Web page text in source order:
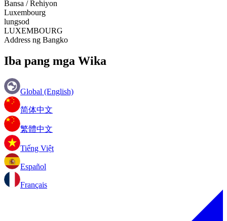
Bansa / Rehiyon
Luxembourg
lungsod
LUXEMBOURG
Address ng Bangko
Iba pang mga Wika
Global (English)
简体中文
繁體中文
Tiếng Việt
Español
Français